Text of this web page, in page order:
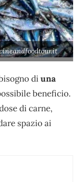
diuna
beneficio.
di carne,
spazio ai